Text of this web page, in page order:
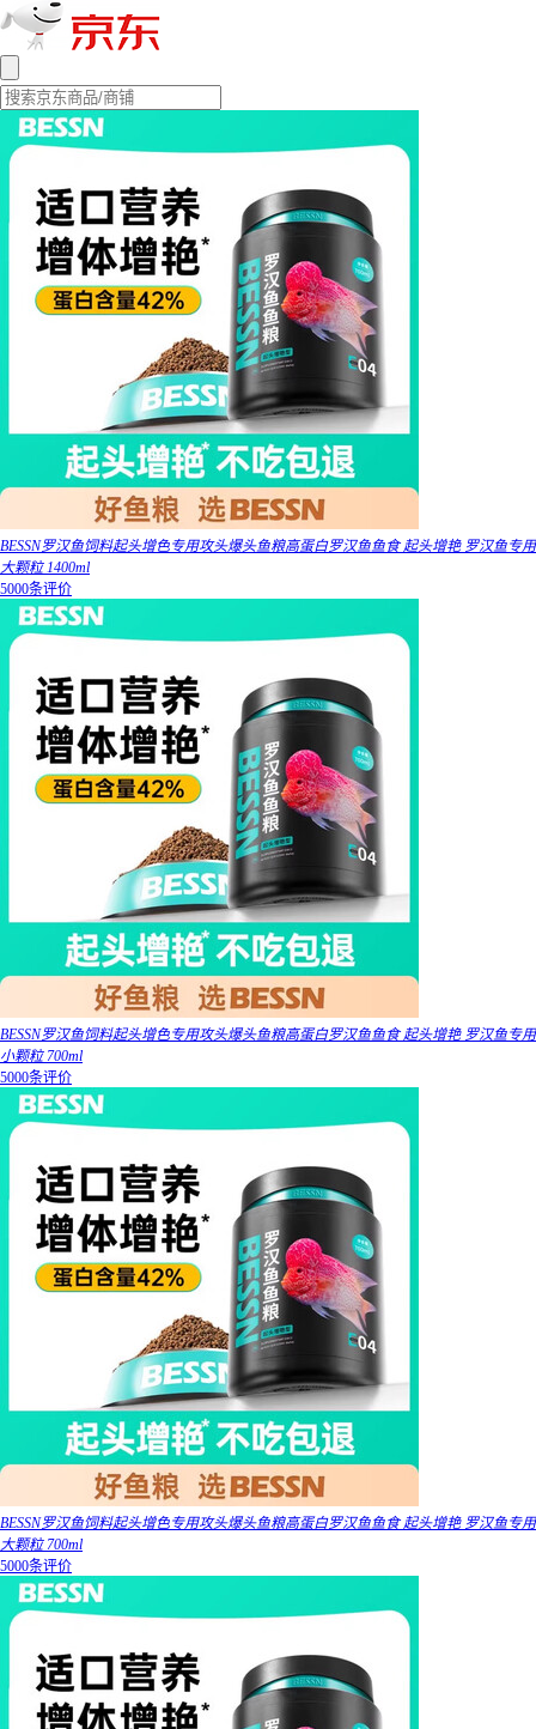
BESSN罗汉鱼饲料起头增色专用攻头爆头鱼粮高蛋白罗汉鱼鱼食 起头增艳 罗汉鱼专用
大颗粒 1400ml
5000条评价
BESSN罗汉鱼饲料起头增色专用攻头爆头鱼粮高蛋白罗汉鱼鱼食 起头增艳 罗汉鱼专用
小颗粒 700ml
5000条评价
BESSN罗汉鱼饲料起头增色专用攻头爆头鱼粮高蛋白罗汉鱼鱼食 起头增艳 罗汉鱼专用
大颗粒 700ml
5000条评价